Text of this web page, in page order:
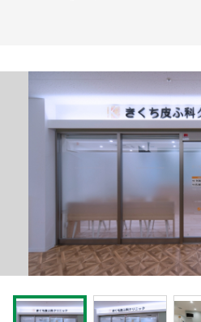
開業までの流れ
開業スタイル
医療モール開業
継承開業（医院継承）
新規開業（戸建て・テナント）
コンサルタント
開業支援事例
開業支援事例
開業ノウハウ